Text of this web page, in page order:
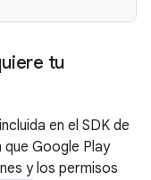
tu
en el SDK de
Google Play
y los permisos